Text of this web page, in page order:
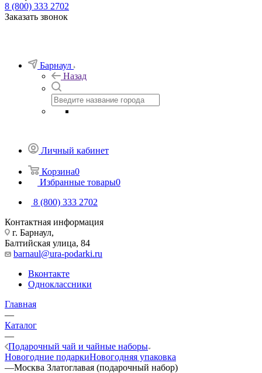
8 (800) 333 2702
Заказать звонок
Барнаул
Назад
Личный кабинет
Корзина0
Избранные товары0
8 (800) 333 2702
Контактная информация
г. Барнаул,
Балтийская улица, 84
barnaul@ura-podarki.ru
Вконтакте
Одноклассники
Главная
—
Каталог
—
Подарочный чай и чайные наборы
Новогодние подаркиНовогодняя упаковка
—Москва Златоглавая (подарочный набор)